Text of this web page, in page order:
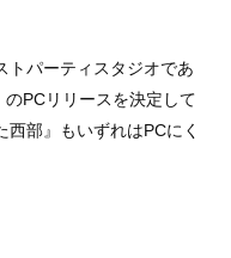
トパーティスタジオであ
PCリリースを決定して
部』もいずれはPCにく